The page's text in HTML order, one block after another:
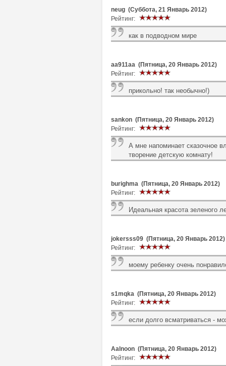
neug (Суббота, 21 Январь 2012)
Рейтинг:
как в подводном мире
aa911aa (Пятница, 20 Январь 2012)
Рейтинг:
прикольно! так необычно!)
sankon (Пятница, 20 Январь 2012)
Рейтинг:
А мне напоминает сказочное
творение детскую комнату!
burighma (Пятница, 20 Январь 2012)
Рейтинг:
Идеальная красота зеленого
jokersss09 (Пятница, 20 Январь 2012)
Рейтинг:
моему ребенку очень
s1mqka (Пятница, 20 Январь 2012)
Рейтинг:
если долго всматриваться -
Aalnoon (Пятница, 20 Январь 2012)
Рейтинг: